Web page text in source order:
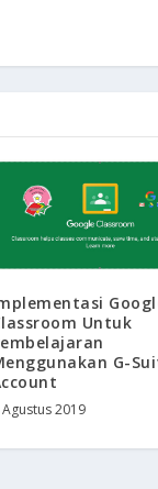
Untuk
G-
Agustus 2019